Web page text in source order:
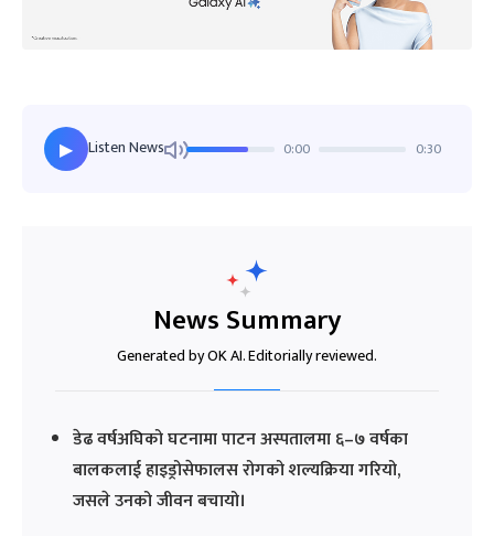
▶ Listen News 0:00 0:30
News Summary
Generated by OK AI. Editorially reviewed.
डेढ वर्षअघिको घटनामा पाटन अस्पतालमा ६–७ वर्षका
बालकलाई हाइड्रोसेफालस रोगको शल्यक्रिया गरियो,
जसले उनको जीवन बचायो।